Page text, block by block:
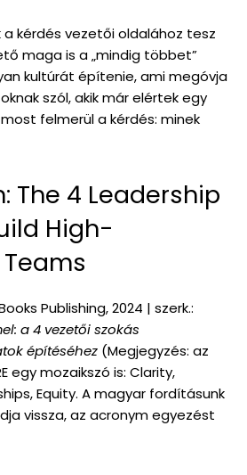
a kérdés vezetői oldalához tesz
maga is a „mindig többet”
kultúrát építenie, ami megóvja
szól, akik már elértek egy
felmerül a kérdés: minek
The 4 Leadership
High-
Publishing, 2024 | szerk.:
a 4 vezetői szokás
építéséhez (Megjegyzés: az
egy mozaikszó is: Clarity,
Equity. A magyar fordításunk
vissza, az acronym egyezést